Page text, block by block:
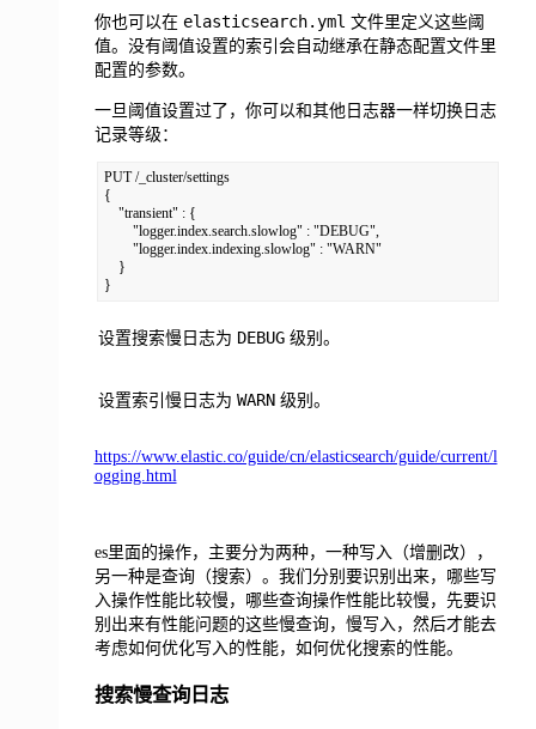
你也可以在 elasticsearch.yml 文件里定义这些阈
值。没有阈值设置的索引会自动继承在静态配置文件里
配置的参数。
一旦阈值设置过了，你可以和其他日志器一样切换日志
记录等级：
PUT /_cluster/settings
{
"transient" : {
"logger.index.search.slowlog" : "DEBUG",
"logger.index.indexing.slowlog" : "WARN"
}
}
设置搜索慢日志为 DEBUG级别。
设置索引慢日志为 WARN 级别。
https://www.elastic.co/guide/cn/elasticsearch/guide/current/l
ogging.html
es里面的操作，主要分为两种，一种写入（增删改），
另一种是查询（搜索）。我们分别要识别出来，哪些写
入操作性能比较慢，哪些查询操作性能比较慢，先要识
别出来有性能问题的这些慢查询，慢写入，然后才能去
考虑如何优化写入的性能，如何优化搜索的性能。
搜索慢查询日志